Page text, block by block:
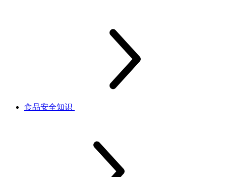
食品安全知识